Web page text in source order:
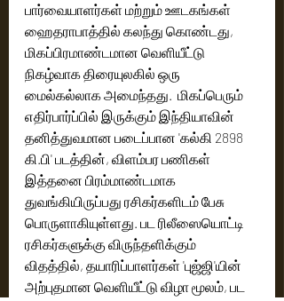
பார்வையாளர்கள் மற்றும் ஊடகங்கள்
ஹைதராபாத்தில் கலந்து கொண்டது,
மிகப்பிரமாண்டமான வெளியீட்டு
நிகழ்வாக திரையுலகில் ஒரு
மைல்கல்லாக அமைந்தது.  மிகப்பெரும்
எதிர்பார்ப்பில் இருக்கும் இந்தியாவின்
தனித்துவமான படைப்பான 'கல்கி 2898
கி.பி' படத்தின், விளம்பர பணிகள்
இத்தனை பிரம்மாண்டமாக
துவங்கியிருப்பது ரசிகர்களிடம் பேசு
பொருளாகியுள்ளது. பட ரிலீஸையொட்டி
ரசிகர்களுக்கு விருந்தளிக்கும்
விதத்தில், தயாரிப்பாளர்கள் 'புஜ்ஜி'யின்
அற்புதமான வெளியீட்டு விழா மூலம், பட